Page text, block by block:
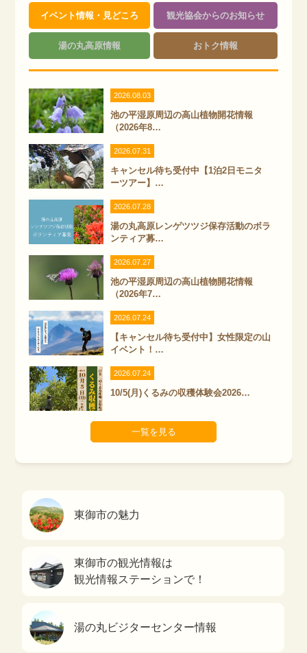
イベント情報・見どころ 観光協会からのお知らせ
湯の丸高原情報 おトク情報
2026.08.03
池の平湿原周辺の高山植物開花情報
（2026年8…
2026.07.31
キャンセル待ち受付中【1泊2日モニタ
ーツアー】…
2026.07.28
湯の丸高原レンゲツツジ保存活動のボラ
ンティア募…
2026.07.27
池の平湿原周辺の高山植物開花情報
（2026年7…
2026.07.24
【キャンセル待ち受付中】女性限定の山
イベント！…
2026.07.24
10/5(月)くるみの収穫体験会2026…
一覧を見る
東御市の魅力
東御市の観光情報は
観光情報ステーションで！
湯の丸ビジターセンター情報